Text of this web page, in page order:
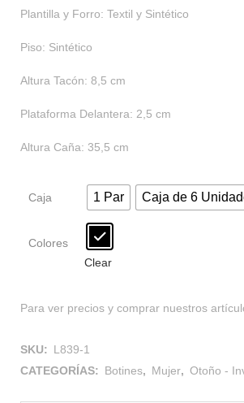
Plantilla y Forro: Textil y Sintético
Piso: Sintético
Altura Tacón: 8,5 cm
Plataforma Delantera: 2,5 cm
Altura Caña: 35,5 cm
Caja 1 Par Caja de 6
Colores
Clear
Para ver precios y comprar nuestros
SKU: L839-1
CATEGORÍAS: Botines, Mujer, Otoño -